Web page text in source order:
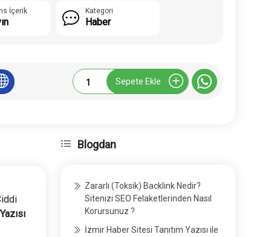
İçerik Kategori
Haber
TimesofIsrael.com
Tanıtım
Sepete Ekle
Blogdan
Zararlı (Toksik) Backlink Nedir?
Sitenizi SEO Felaketlerinden Nasıl
Korursunuz ?
İzmir Haber Sitesi Tanıtım Yazısı ile